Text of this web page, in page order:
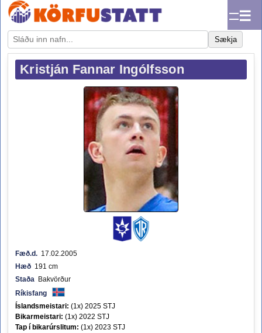
☰
Sækja
Kristján Fannar Ingólfsson
Fæð.d. 17.02.2005
Hæð 191 cm
Staða Bakvörður
Ríkisfang
Íslandsmeistari: (1x) 2025 STJ
Bikarmeistari: (1x) 2022 STJ
Tap í bikarúrslitum: (1x) 2023 STJ